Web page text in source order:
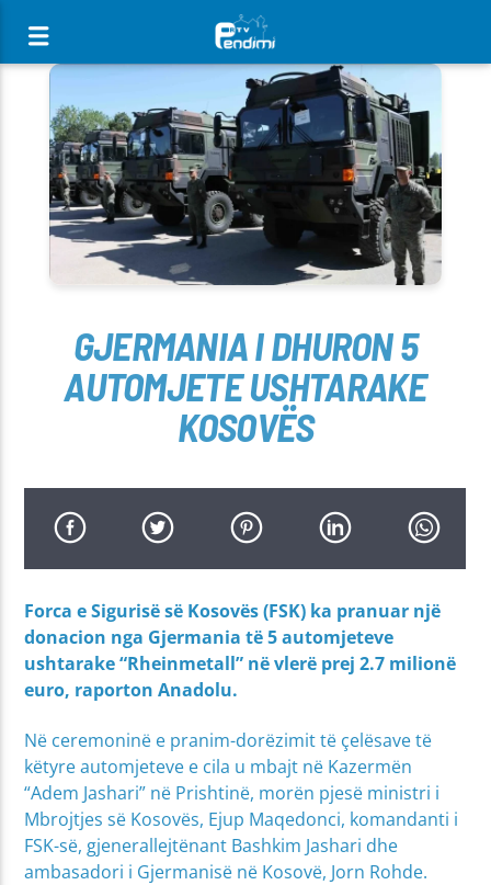
[There are no radio stations in the database]
GJERMANIA I DHURON 5
AUTOMJETE USHTARAKE
KOSOVËS
Forca e Sigurisë së Kosovës (FSK) ka pranuar një
donacion nga Gjermania të 5 automjeteve
ushtarake “Rheinmetall” në vlerë prej 2.7 milionë
euro, raporton Anadolu.
Në ceremoninë e pranim-dorëzimit të çelësave të
këtyre automjeteve e cila u mbajt në Kazermën
“Adem Jashari” në Prishtinë, morën pjesë ministri i
Mbrojtjes së Kosovës, Ejup Maqedonci, komandanti i
FSK-së, gjenerallejtënant Bashkim Jashari dhe
ambasadori i Gjermanisë në Kosovë, Jorn Rohde.